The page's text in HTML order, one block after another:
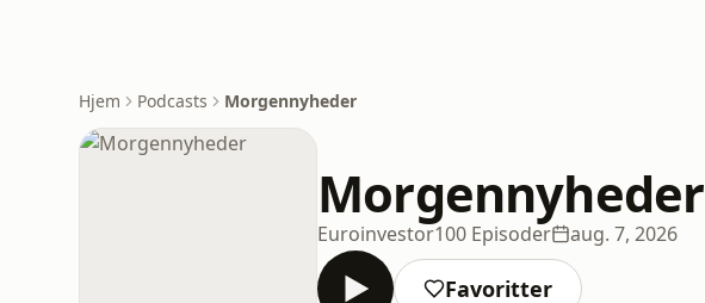
Hjem Podcasts Morgennyheder
Morgennyheder
Euroinvestor100 Episoder aug. 7, 2026
Favoritter